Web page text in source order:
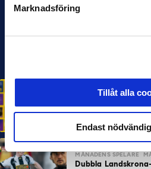
Marknadsföring
Tillåt alla
Endast
HÅLLBARHET
rapport om
MÅNADENS SPELARE
Dubbla